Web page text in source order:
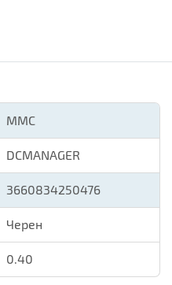
MMC
DCMANAGER
3660834250476
Черен
0.40